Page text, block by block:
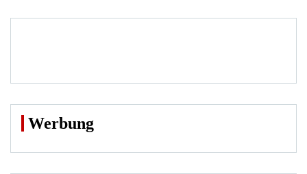
Werbung